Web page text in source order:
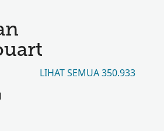
LIHAT SEMUA 350.933